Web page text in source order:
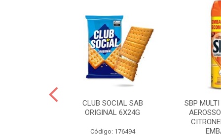
CLUB SOCIAL SAB
ORIGINAL 6X24G
Código: 176494
SBP